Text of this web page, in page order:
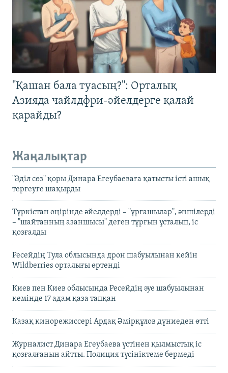
"Қашан бала туасың?": Орталық
Азияда чайлдфри-әйелдерге қалай
қарайды?
Жаңалықтар
"Әділ сөз" қоры Динара Егеубаеваға қатысты істі ашық
тергеуге шақырды
Түркістан өңірінде әйелдерді – "ұрғашылар", әншілерді
– "шайтанның азаншысы" деген тұрғын ұсталып, іс
қозғалды
Ресейдің Тула облысында дрон шабуылынан кейін
Wildberries орталығы өртенді
Киев пен Киев облысында Ресейдің әуе шабуылынан
кемінде 17 адам қаза тапқан
Қазақ кинорежиссері Ардақ Әмірқұлов дүниеден өтті
Журналист Динара Егеубаева үстінен қылмыстық іс
қозғалғанын айтты. Полиция түсініктеме бермеді